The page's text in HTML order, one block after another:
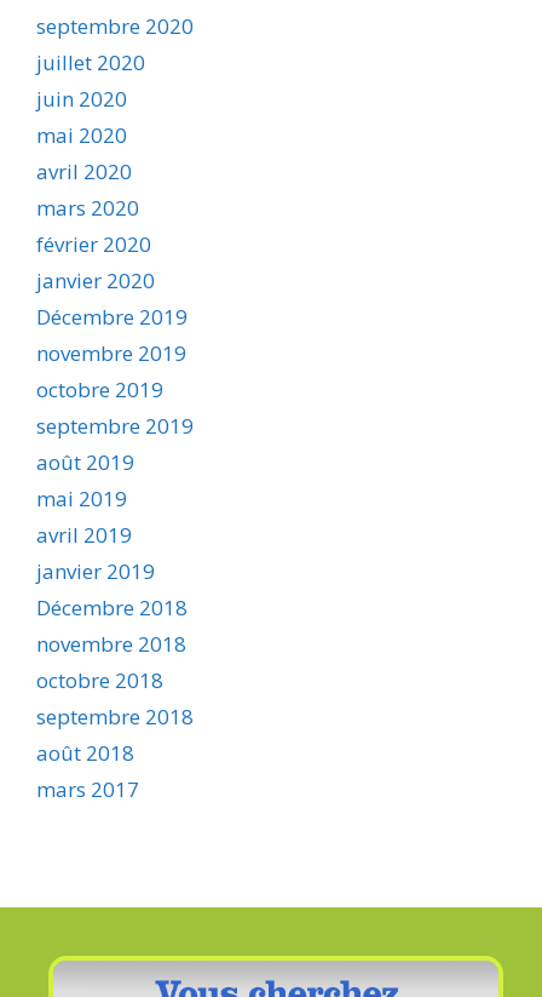
septembre 2020
juillet 2020
juin 2020
mai 2020
avril 2020
mars 2020
février 2020
janvier 2020
Décembre 2019
novembre 2019
octobre 2019
septembre 2019
août 2019
mai 2019
avril 2019
janvier 2019
Décembre 2018
novembre 2018
octobre 2018
septembre 2018
août 2018
mars 2017